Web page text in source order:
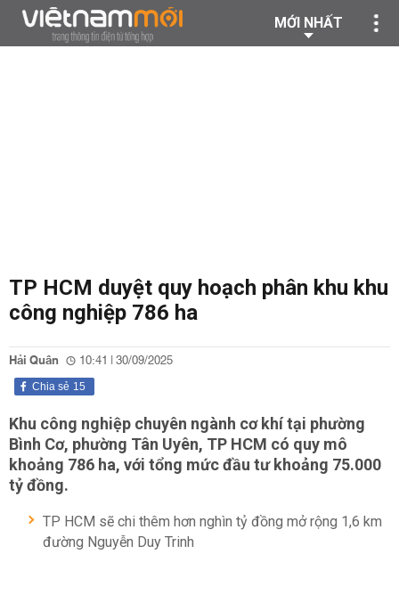
MỚI NHẤT
TP HCM duyệt quy hoạch phân khu khu
công nghiệp 786 ha
Hải Quân 10:41 | 30/09/2025
15
Chia sẻ
Khu công nghiệp chuyên ngành cơ khí tại phường
Bình Cơ, phường Tân Uyên, TP HCM có quy mô
khoảng 786 ha, với tổng mức đầu tư khoảng 75.000
tỷ đồng.
TP HCM sẽ chi thêm hơn nghìn tỷ đồng mở rộng 1,6 km
đường Nguyễn Duy Trinh